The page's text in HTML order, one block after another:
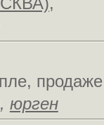
, юрген